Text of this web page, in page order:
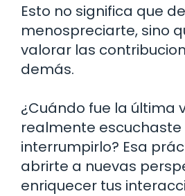
Esto no significa que
menospreciarte, sino
valorar las
demás.
¿Cuándo fue la última
realmente escuchaste
interrumpirlo? Esa
abrirte a nuevas
enriquecer tus